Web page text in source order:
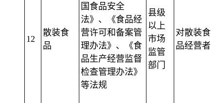
12
散装食
品
国食品安全
法》、《食品经
营许可和备案管
理办法》、《食
品生产经营监督
检查管理办法》
等法规
县级
以上
市场
监管
部门
对散装食
品经营者